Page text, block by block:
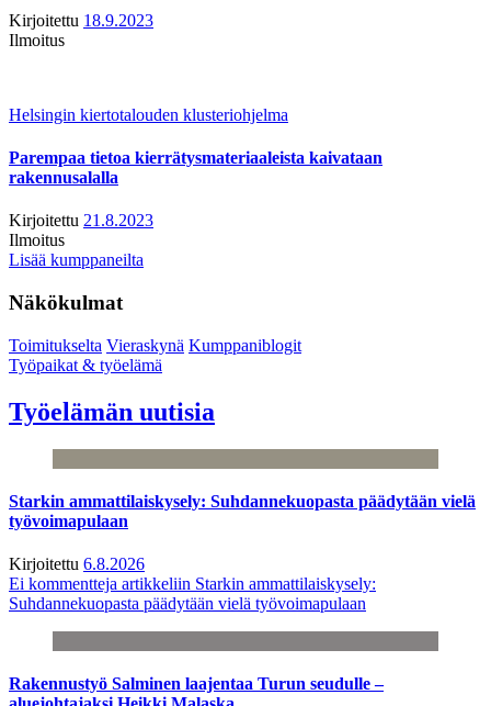
Kirjoitettu 18.9.2023
Ilmoitus
Helsingin kiertotalouden klusteriohjelma
Parempaa tietoa kierrätysmateriaaleista kaivataan
rakennusalalla
Kirjoitettu 21.8.2023
Ilmoitus
Lisää kumppaneilta
Näkökulmat
Toimitukselta Vieraskynä Kumppaniblogit
Työpaikat & työelämä
Työelämän uutisia
Starkin ammattilaiskysely: Suhdannekuopasta päädytään vielä
työvoimapulaan
Kirjoitettu 6.8.2026
Ei kommentteja artikkeliin Starkin ammattilaiskysely:
Suhdannekuopasta päädytään vielä työvoimapulaan
Rakennustyö Salminen laajentaa Turun seudulle –